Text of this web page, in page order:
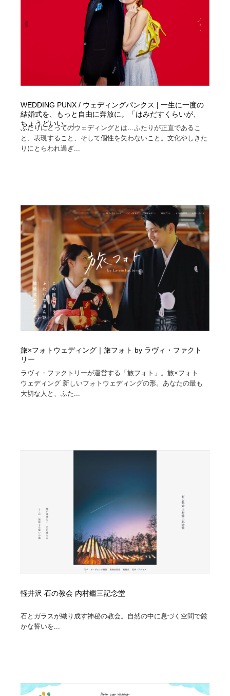
WEDDING PUNX / ウェディングパンクス | 一生に一度の
結婚式を、もっと自由に奔放に。「はみだすくらいが、
ちょうどいい。」
ふたりにとってのウェディングとは…ふたりが正直であるこ
と、表現すること、そして個性を失わないこと。文化やしきた
りにとらわれ過ぎ...
旅×フォトウェディング｜旅フォト by ラヴィ・ファクト
リー
ラヴィ・ファクトリーが運営する「旅フォト」。旅×フォト
ウェディング 新しいフォトウェディングの形。あなたの最も
大切な人と、ふた...
軽井沢 石の教会 内村鑑三記念堂
石とガラスが織り成す神秘の教会。自然の中に息づく空間で厳
かな誓いを...